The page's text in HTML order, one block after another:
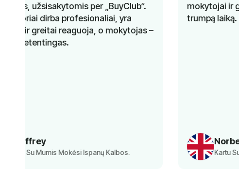
Kartu Su Mumis Mokėsi Anglų Kalbos.
mokytojai ir geresnis kalbos mokėjimas per
trumpą laiką. Rekomenduojama!